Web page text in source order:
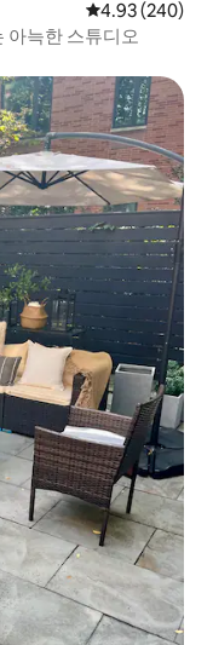
평점 4.93점(5
4.93 (240)
아늑한 스튜디오